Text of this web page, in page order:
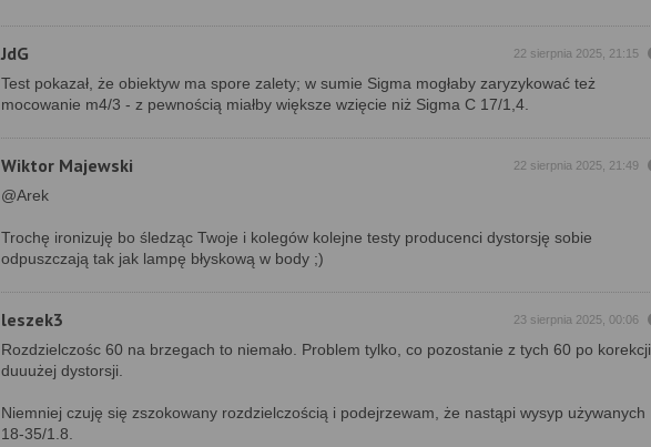
JdG 22 sierpnia 2025, 21:15
Test pokazał, że obiektyw ma spore zalety; w sumie Sigma mogłaby zaryzykować też
mocowanie m4/3 - z pewnością miałby większe wzięcie niż Sigma C 17/1,4.
Wiktor Majewski 22 sierpnia 2025, 21:49
@Arek
Trochę ironizuję bo śledząc Twoje i kolegów kolejne testy producenci dystorsję sobie
odpuszczają tak jak lampę błyskową w body ;)
leszek3 23 sierpnia 2025, 00:06
Rozdzielczośc 60 na brzegach to niemało. Problem tylko, co pozostanie z tych 60 po korekcji
duuużej dystorsji.
Niemniej czuję się zszokowany rozdzielczością i podejrzewam, że nastąpi wysyp używanych
18-35/1.8.